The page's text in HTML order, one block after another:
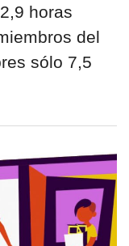
horas
del
sólo 7,5